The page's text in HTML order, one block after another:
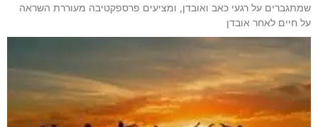
שמתגברים על רגעי כאב ואובדן, ומציעים פרספקטיבה מעוררת השראה
על חיים לאחר אובדן